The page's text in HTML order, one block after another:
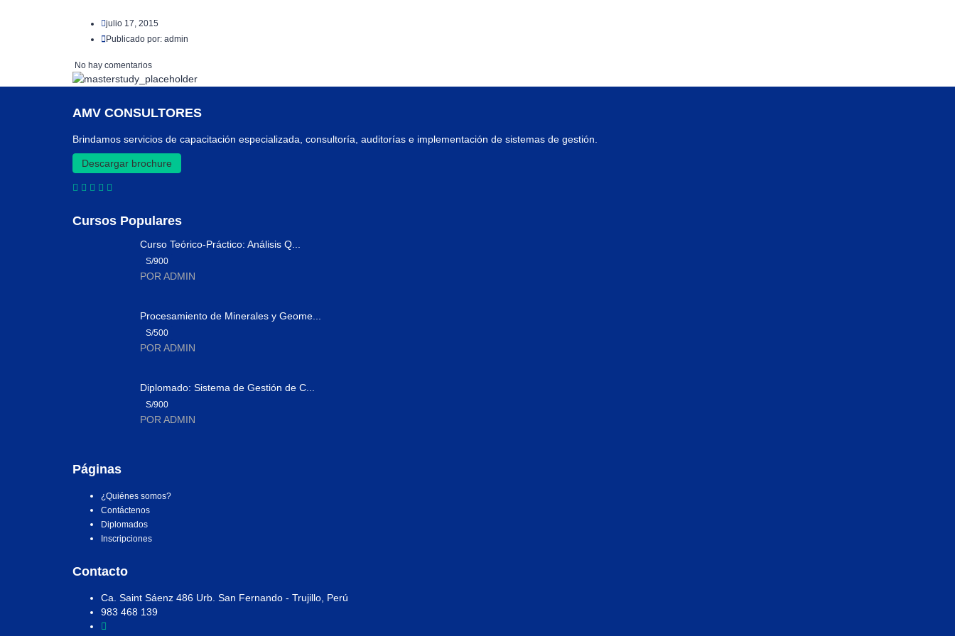
julio 17, 2015
Publicado por: admin
No hay comentarios
AMV CONSULTORES
Brindamos servicios de capacitación especializada, consultoría, auditorías e implementación de sistemas de gestión.
Descargar brochure
Cursos Populares
Curso Teórico-Práctico: Análisis Q...
S/900
POR ADMIN
Procesamiento de Minerales y Geome...
S/500
POR ADMIN
Diplomado: Sistema de Gestión de C...
S/900
POR ADMIN
Páginas
¿Quiénes somos?
Contáctenos
Diplomados
Inscripciones
Contacto
Ca. Saint Sáenz 486 Urb. San Fernando - Trujillo, Perú
983 468 139